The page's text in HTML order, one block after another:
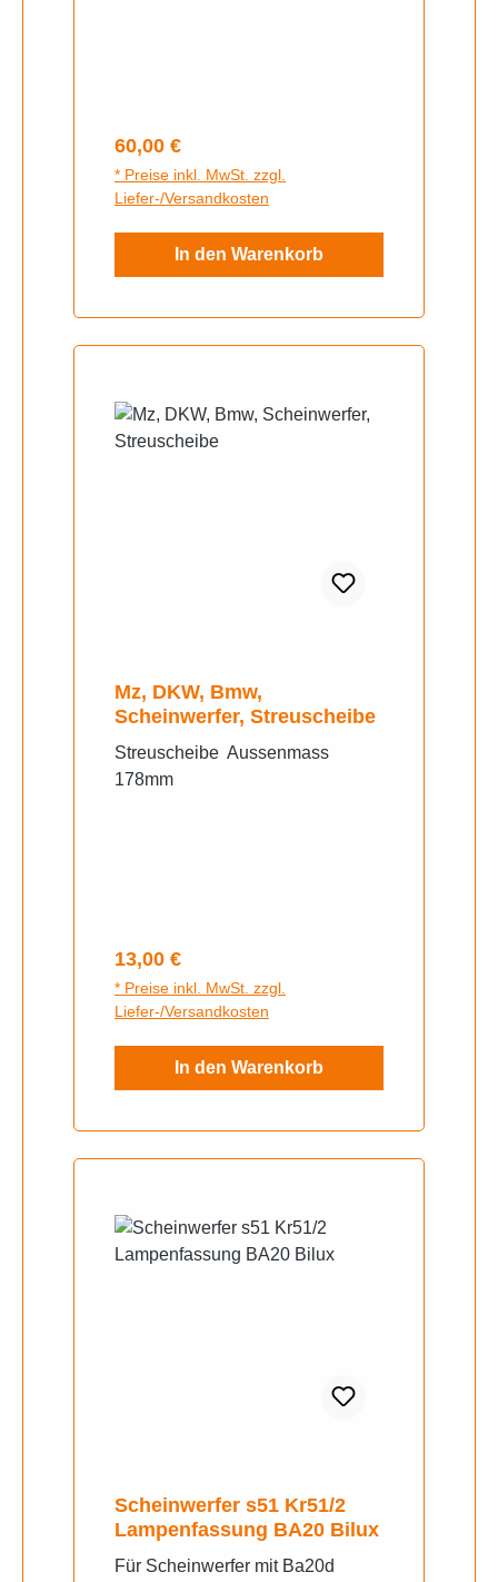
Regulärer Preis:
60,00 €
* Preise inkl. MwSt. zzgl.
Liefer-/Versandkosten
In den Warenkorb
Mz, DKW, Bmw,
Scheinwerfer, Streuscheibe
Streuscheibe Aussenmass
178mm
Regulärer Preis:
13,00 €
* Preise inkl. MwSt. zzgl.
Liefer-/Versandkosten
In den Warenkorb
Scheinwerfer s51 Kr51/2
Lampenfassung BA20 Bilux
Für Scheinwerfer mit Ba20d